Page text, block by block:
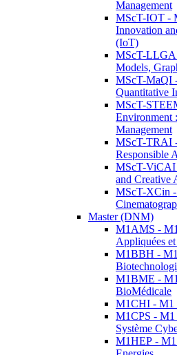
Management
MScT-IOT -
Innovation
(IoT)
MScT-LLGA
Models,
MScT-MaQI
Quantitative
MScT-
Environment
Management
MScT-TRAI
Responsible
MScT-ViCAI
and Creative
MScT-XCin
Master (DNM)
M1AMS -
Appliquées
M1BBH -
M1BME -
BioMédicale
M1CHI - M1
M1CPS -
Système
M1HEP - M1